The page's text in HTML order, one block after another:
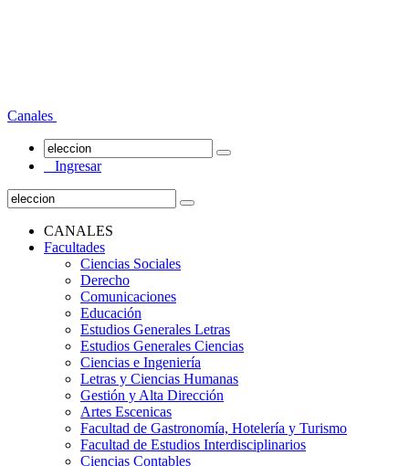
Canales
Ingresar
CANALES
Facultades
Ciencias Sociales
Derecho
Comunicaciones
Educación
Estudios Generales Letras
Estudios Generales Ciencias
Ciencias e Ingeniería
Letras y Ciencias Humanas
Gestión y Alta Dirección
Artes Escenicas
Facultad de Gastronomía, Hotelería y Turismo
Facultad de Estudios Interdisciplinarios
Ciencias Contables